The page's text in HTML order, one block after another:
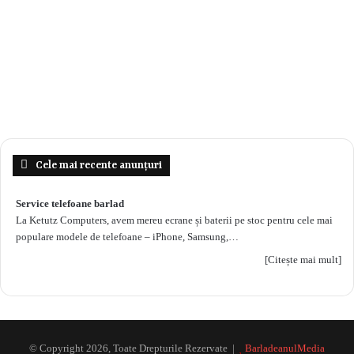
Cele mai recente anunțuri
Service telefoane barlad
La Ketutz Computers, avem mereu ecrane și baterii pe stoc pentru cele mai
populare modele de telefoane – iPhone, Samsung,…
[Citește mai mult]
© Copyright 2026, Toate Drepturile Rezervate | BarladeanulMedia